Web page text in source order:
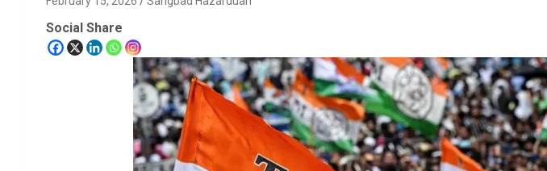
Social Share